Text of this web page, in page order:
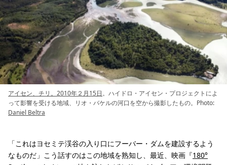
アイセン、チリ。2010年２月15日。ハイドロ・アイセン・プロジェクトによ
って影響を受ける地域、リオ・バケルの河口を空から撮影したもの。Photo:
Daniel Beltra
「これはヨセミテ渓谷の入り口にフーバー・ダムを建設するよう
なものだ」こう話すのはこの地域を熟知し、最近、映画『180°